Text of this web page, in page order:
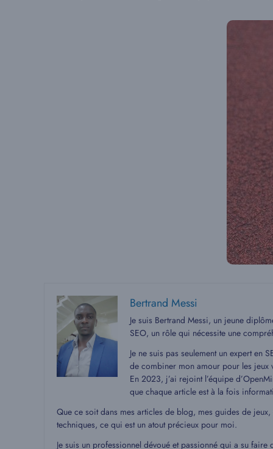
Bertrand Messi
Je suis Bertrand Messi, un jeune
SEO, un rôle qui nécessite une
Je ne suis pas seulement un expert en
de combiner mon amour pour les jeux
En 2023, j’ai rejoint l’équipe
que chaque article est à la fois
Que ce soit dans mes articles de blog, mes guides de
techniques, ce qui est un atout précieux pour moi.
Je suis un professionnel dévoué et passionné qui a su